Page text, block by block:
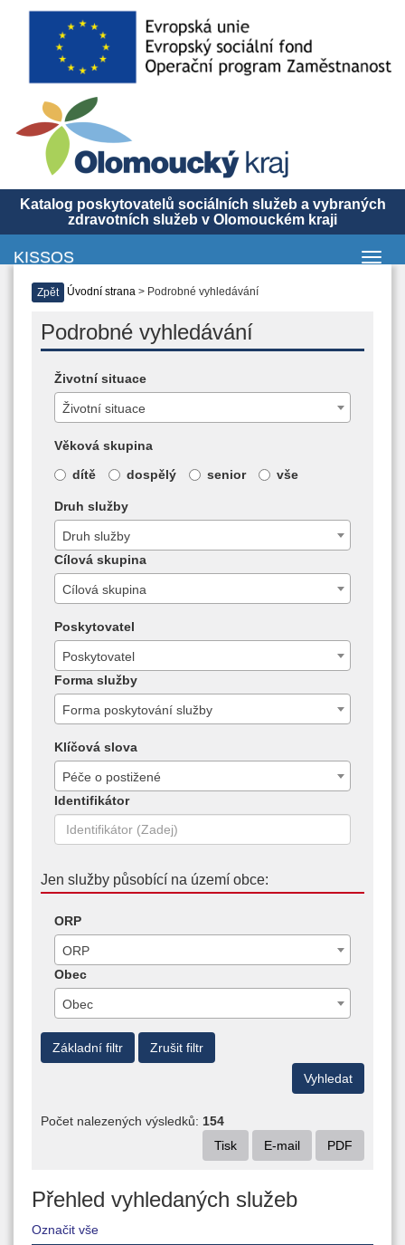
Katalog poskytovatelů sociálních služeb a vybraných
zdravotních služeb v Olomouckém kraji
KISSOS
Zpět Úvodní strana > Podrobné vyhledávání
Podrobné vyhledávání
Životní situace
Životní situace
Věková skupina
dítě
dospělý senior vše
Druh služby
Druh služby
Cílová skupina
Cílová skupina
Poskytovatel
Poskytovatel
Forma služby
Forma poskytování služby
Klíčová slova
Péče o postižené
Identifikátor
Jen služby působící na území obce:
ORP
ORP
Obec
Obec
Základní filtr Zrušit filtr
Počet nalezených výsledků: 154
Tisk
E-mail PDF
Přehled vyhledaných služeb
Označit vše